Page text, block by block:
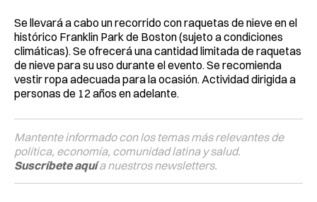
Se llevará a cabo un recorrido con raquetas de nieve en el
histórico Franklin Park de Boston (sujeto a condiciones
climáticas). Se ofrecerá una cantidad limitada de raquetas
de nieve para su uso durante el evento. Se recomienda
vestir ropa adecuada para la ocasión. Actividad dirigida a
personas de 12 años en adelante.
Mantente informado con los temas más relevantes de
política, economía, comunidad latina y salud.
Suscríbete aquía nuestros newsletters.